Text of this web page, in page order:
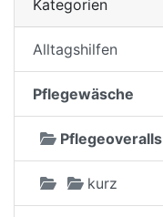
Kategorien
Alltagshilfen
Pflegewäsche
Pflegeoveralls
kurz